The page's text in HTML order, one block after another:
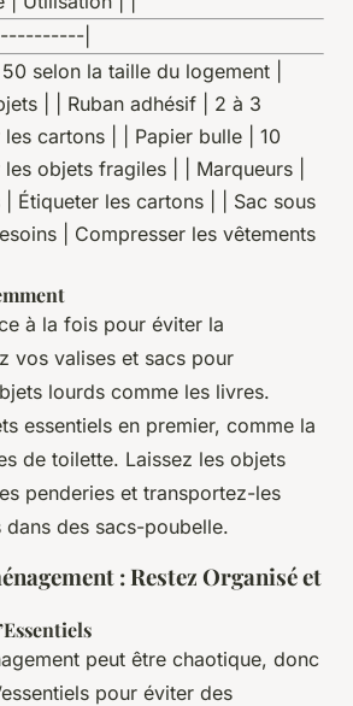
|
selon la taille du logement |
| | Ruban adhésif | 2 à 3
cartons | | Papier bulle | 10
objets fragiles | | Marqueurs |
| Étiqueter les cartons | | Sac sous
| Compresser les vêtements
à la fois pour éviter la
vos valises et sacs pour
lourds comme les livres.
essentiels en premier, comme la
de toilette. Laissez les objets
penderies et transportez-les
des sacs-poubelle.
: Restez Organisé et
peut être chaotique, donc
pour éviter des